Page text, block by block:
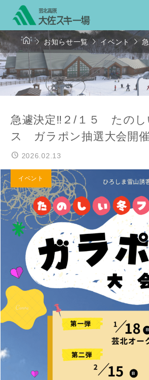
 お知らせ一覧イベント 
急遽決定‼２/１５ たのし
ス ガラポン抽選大会開催
2026.02.13
イベント